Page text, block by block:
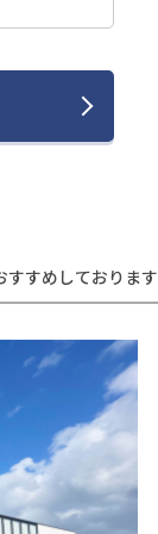
すめしております